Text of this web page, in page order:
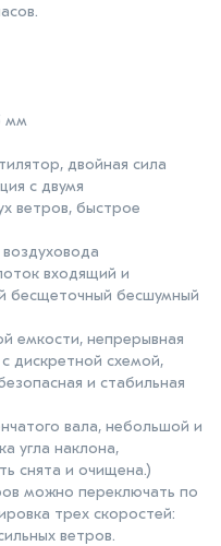
мм
двойная сила
с двумя
ветров, быстрое
входящий и
бесщеточный бесшумный
емкости, непрерывная
дискретной схемой,
и стабильная
вала, небольшой и
угла наклона,
снята и очищена.)
можно переключать по
трех скоростей:
ветров.